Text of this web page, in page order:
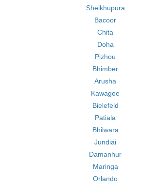
Sheikhupura
Bacoor
Chita
Doha
Pizhou
Bhimber
Arusha
Kawagoe
Bielefeld
Patiala
Bhilwara
Jundiai
Damanhur
Maringa
Orlando